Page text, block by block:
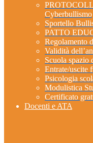
Cyberbullismo
Sportello
PATTO
Regolamento
Validità
Scuola spazio
Entrate/uscite
Psicologia
Modulistica
Certificato
Docenti e ATA